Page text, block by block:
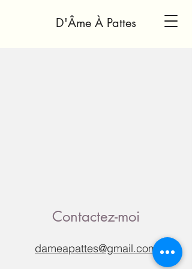
D'Âme À Pattes
Contactez-moi
dameapattes@gmail.com